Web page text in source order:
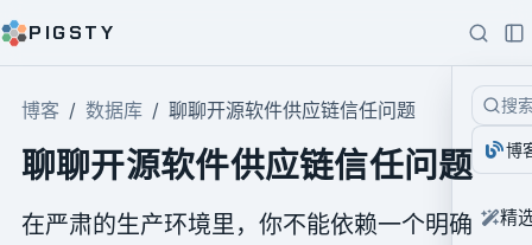
PIGSTY
搜
博
精
博客 数据库 聊聊开源软件供应链信任问题
聊聊开源软件供应链信任问题
在严肃的生产环境里，你不能依赖一个明确